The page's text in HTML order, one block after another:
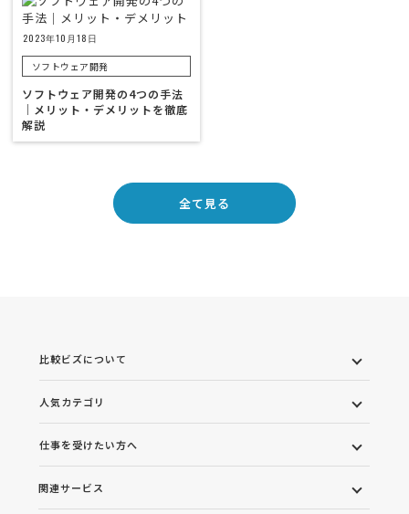
2023年10月18日
ソフトウェア開発
ソフトウェア開発の4つの手法
｜メリット・デメリットを徹底
解説
全て見る
比較ビズについて
人気カテゴリ
仕事を受けたい方へ
関連サービス